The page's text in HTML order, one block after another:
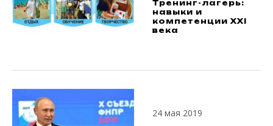
Тренинг-лагерь:
навыки и
компетенции XXI
века
24 мая 2019